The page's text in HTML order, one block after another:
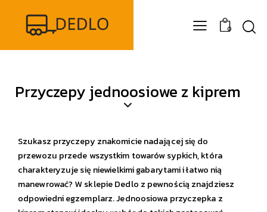
0
Przyczepy jednoosiowe z kiprem
Szukasz przyczepy znakomicie nadającej się do
przewozu przede wszystkim towarów sypkich, która
charakteryzuje się niewielkimi gabarytami i łatwo nią
manewrować? W sklepie Dedlo z pewnością znajdziesz
odpowiedni egzemplarz. Jednoosiowa przyczepka z